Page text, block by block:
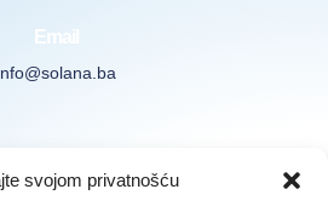
svojom privatnošću
Email